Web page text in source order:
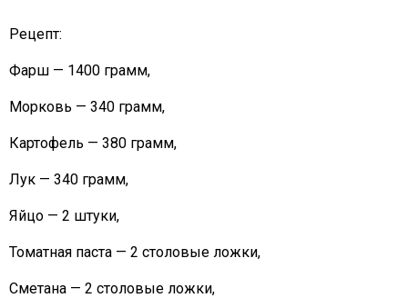
Рецепт:
Фарш — 1400 грамм,
Морковь — 340 грамм,
Картофель — 380 грамм,
Лук — 340 грамм,
Яйцо — 2 штуки,
Томатная паста — 2 столовые ложки,
Сметана — 2 столовые ложки,